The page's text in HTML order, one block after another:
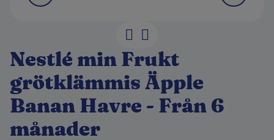
Nestlé min Frukt
grötklämmis Äpple
Banan Havre - Från 6
månader